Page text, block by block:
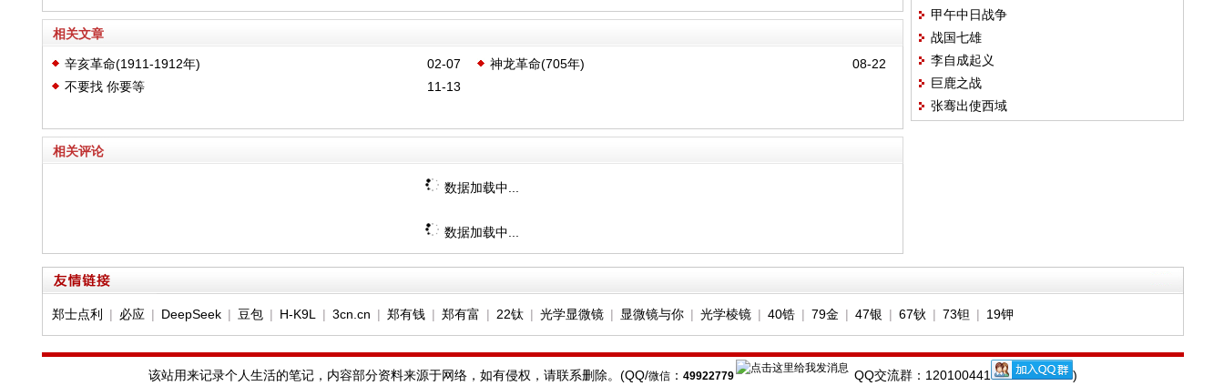
相关文章
02-07
辛亥革命(1911-1912年) 08-22
神龙革命(705年)
11-13
不要找 你要等
相关评论
数据加载中...
数据加载中...
甲午中日战争
战国七雄
李自成起义
巨鹿之战
张骞出使西域
郑士点利 | 必应 | DeepSeek| 豆包| H-K9L | 3cn.cn | 郑有钱| 郑有富 | 22钛| 光学显微镜| 显微镜与你| 光学棱镜| 40锆| 79金 | 47银 | 67钬 | 73钽 | 19钾
该站用来记录个人生活的笔记，内容部分资料来源于网络，如有侵权，请联系删除。(QQ/微信： 49922779 QQ交流群：120100441 )